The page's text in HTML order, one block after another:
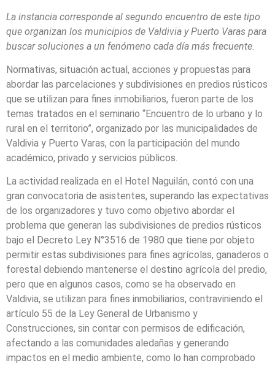
La instancia corresponde al segundo encuentro de este tipo
que organizan los municipios de Valdivia y Puerto Varas para
buscar soluciones a un fenómeno cada día más frecuente.
Normativas, situación actual, acciones y propuestas para
abordar las parcelaciones y subdivisiones en predios rústicos
que se utilizan para fines inmobiliarios, fueron parte de los
temas tratados en el seminario “Encuentro de lo urbano y lo
rural en el territorio”, organizado por las municipalidades de
Valdivia y Puerto Varas, con la participación del mundo
académico, privado y servicios públicos.
La actividad realizada en el Hotel Naguilán, contó con una
gran convocatoria de asistentes, superando las expectativas
de los organizadores y tuvo como objetivo abordar el
problema que generan las subdivisiones de predios rústicos
bajo el Decreto Ley N°3516 de 1980 que tiene por objeto
permitir estas subdivisiones para fines agrícolas, ganaderos o
forestal debiendo mantenerse el destino agrícola del predio,
pero que en algunos casos, como se ha observado en
Valdivia, se utilizan para fines inmobiliarios, contraviniendo el
artículo 55 de la Ley General de Urbanismo y
Construcciones, sin contar con permisos de edificación,
afectando a las comunidades aledañas y generando
impactos en el medio ambiente, como lo han comprobado